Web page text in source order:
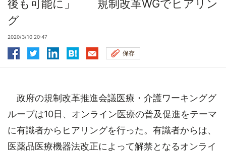
後も可能に」 規制改革WGでヒアリン
グ
2020/3/10 20:47
保存
政府の規制改革推進会議医療・介護ワーキンググ
ループは10日、オンライン医療の普及促進をテーマ
に有識者からヒアリングを行った。有識者からは、
医薬品医療機器法改正によって解禁となるオンライ